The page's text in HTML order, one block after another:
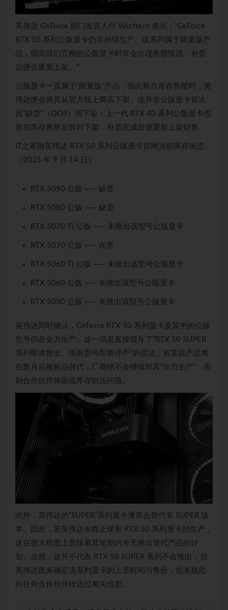
英伟达 GeForce 部门发言人向 Wccftech 表示：“GeForce
RTX 50 系列公版显卡仍在持续生产。该系列属于限量版产
品，因此我们官网的公版显卡时常会出现售罄情况，补货
后便会重新上架。”
公版显卡一直属于“限量版”产品，因此每当库存售罄时，英
伟达便会将其从官方线上商店下架。这并非公版显卡首次
因“缺货”（OOS）而下架：上一代 RTX 40 系列公版显卡也
曾在库存售罄后暂时下架，补货完成后便重新上架销售。
IT之家附英伟达 RTX 50 系列公版显卡官网当前库存状态
（2025 年 9 月 14 日）：
RTX 5090 公版 —— 缺货
RTX 5080 公版 —— 缺货
RTX 5070 Ti 公版 —— 未推出该型号公版显卡
RTX 5070 公版 —— 在售
RTX 5060 Ti 公版 —— 未推出该型号公版显卡
RTX 5060 公版 —— 未推出该型号公版显卡
RTX 5050 公版 —— 未推出该型号公版显卡
英伟达同时确认，GeForce RTX 50 系列显卡及其中的公版
型号仍在全力生产。这一消息直接驳斥了“RTX 50 SUPER
系列即将推出、现有型号即将停产”的说法，若某款产品将
在数月后被新品替代，厂商绝不会继续对其“全力生产”，否
则合作伙伴将面临库存积压问题。
此外，英伟达的“SUPER”系列显卡通常会替代非 SUPER 版
本。因此，若英伟达未终止现有 RTX 50 系列显卡的生产，
这在很大程度上意味着其短期内并无推出替代产品的计
划。当然，这并不代表 RTX 50 SUPER 系列不会推出，但
英伟达既未确定该系列显卡的上市时间与售价，也未就此
向任何合作伙伴传达过相关信息。